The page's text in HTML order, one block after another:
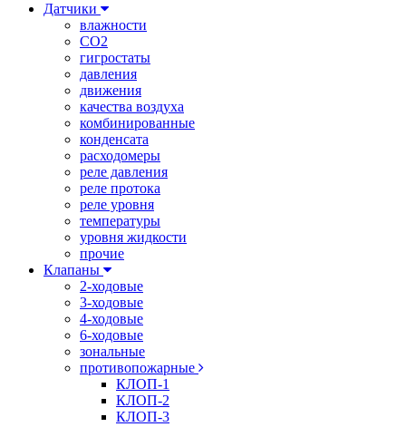
Датчики
влажности
CO2
гигростаты
давления
движения
качества воздуха
комбинированные
конденсата
расходомеры
реле давления
реле протока
реле уровня
температуры
уровня жидкости
прочие
Клапаны
2-ходовые
3-ходовые
4-ходовые
6-ходовые
зональные
противопожарные
КЛОП-1
КЛОП-2
КЛОП-3